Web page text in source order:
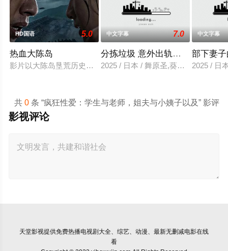
HD国语 5.0
热血大陈岛
影片以大陈岛垦荒历史为创作底色，在尊重历史真实性的前提
中文字幕 7.0
分拣垃圾 意外出轨性爱
2025 / 日本 / 舞原圣,葵悠太
中文字幕
部下妻
2025 / 日
共0 条 “疯狂性爱：学生与老师，姐夫与小姨子以及” 影评
影视评论
天堂影视提供免费热播电视剧大全、综艺、动漫、最新无删减电影在线
看